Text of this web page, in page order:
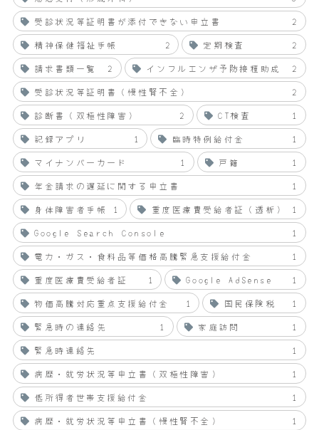
受診状況等証明書が添付できない申立書
2
精神保健福祉手帳
2 定期検査
2
請求書類一覧
2 インフルエンザ予防接種助成
2
受診状況等証明書（慢性腎不全）
2
診断書（双極性障害）
2 CT検査
1
記録アプリ
1 臨時特例給付金
1
マイナンバーカード
1 戸籍
1
年金請求の遅延に関する申立書
1
身体障害者手帳
1 重度医療費受給者証（透析）
1
Google Search Console
1
電力・ガス・食料品等価格高騰緊急支援給付金
1
重度医療費受給者証
1 Google AdSense
1
物価高騰対応重点支援給付金
1 国民保険税
1
緊急時の連絡先
1 家庭訪問
1
緊急時連絡先
1
病歴・就労状況等申立書（双極性障害）
1
低所得者世帯支援給付金
1
病歴・就労状況等申立書（慢性腎不全）
1